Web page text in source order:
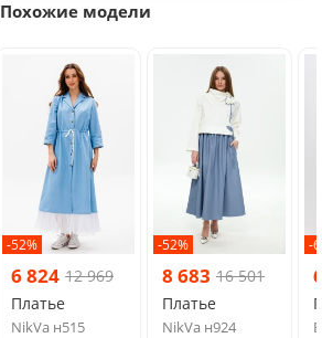
Похожие модели
-52%
6 824 12 969
Платье
NikVa н515
-52%
8 683 16 501
Платье
NikVa н924
-